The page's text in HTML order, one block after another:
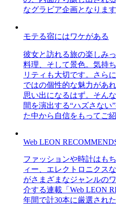
なグラビア企画となります
モテる宿にはワケがある
彼女と訪れる旅の楽しみ
料理、そして景色。気持
リティも大切です。さら
ではの個性的な魅力があ
思い出になるはず。そん
間を演出する“ハズさな
た中から自信をもってご紹
Web LEON
ファッションや時計はも
ィー、エレクトロニクス
がさまざまなジャンルの
介する連載「Web LEON
年間で計30本に厳選され